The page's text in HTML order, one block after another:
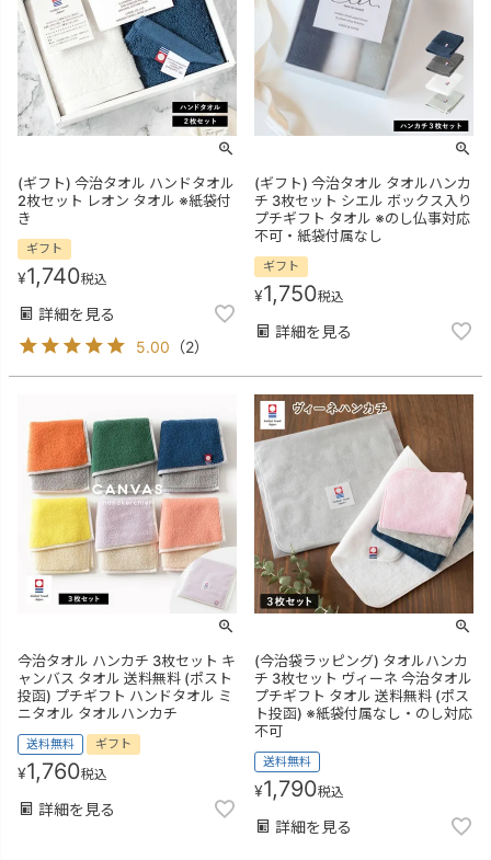
(ギフト) 今治タオル ハンドタオル
2枚セット レオン タオル ※紙袋付
き
ギフト
¥1,740税込
詳細を見る
5.00 （2）
(ギフト) 今治タオル タオルハンカ
チ 3枚セット シエル ボックス入り
プチギフト タオル ※のし仏事対応
不可・紙袋付属なし
ギフト
¥1,750税込
詳細を見る
今治タオル ハンカチ 3枚セット キ
ャンバス タオル 送料無料 (ポスト
投函) プチギフト ハンドタオル ミ
ニタオル タオルハンカチ
送料無料 ギフト
¥1,760税込
詳細を見る
(今治袋ラッピング) タオルハンカ
チ 3枚セット ヴィーネ 今治タオル
プチギフト タオル 送料無料 (ポス
ト投函) ※紙袋付属なし・のし対応
不可
送料無料
¥1,790税込
詳細を見る